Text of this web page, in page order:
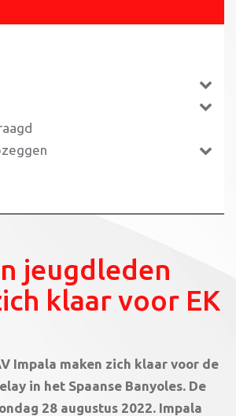
jeugdleden
klaar voor EK
Impala maken zich klaar voor de
in het Spaanse Banyoles. De
28 augustus 2022. Impala